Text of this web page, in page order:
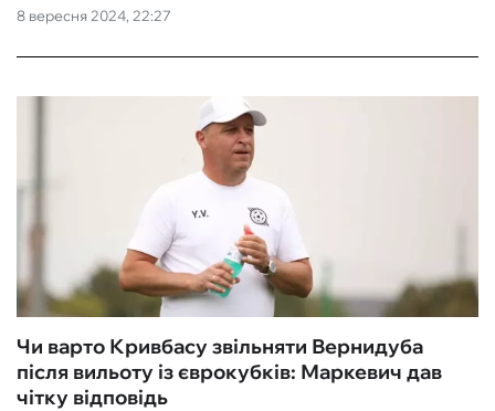
8 вересня 2024, 22:27
Чи варто Кривбасу звільняти Вернидуба
після вильоту із єврокубків: Маркевич дав
чітку відповідь